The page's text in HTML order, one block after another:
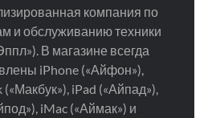
компания по
и обслуживанию техники
В магазине всегда
iPhone («Айфон»),
iPad («Айпад»),
iMac («Аймак») и